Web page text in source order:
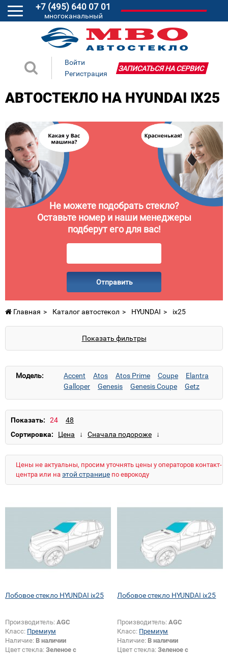
+7 (495) 640 07 01
многоканальный
Войти
Регистрация
ЗАПИСАТЬСЯ НА СЕРВИС
АВТОСТЕКЛО НА HYUNDAI IX25
Не можете подобрать стекло?
Оставьте номер и наши менеджеры
подберут его для вас!
Отправить
Главная Каталог автостекол HYUNDAI ix25
Показать фильтры
Модель: Accent Atos Atos Prime Coupe
Elantra
Galloper
Genesis Genesis Coupe
Getz
i20
Solaris
Sonata Terracan
Показать:
Сортировка:
Цены не актуальны, просим уточнять цены у операторов контакт-
центра или на этой странице по еврокоду
Лобовое стекло HYUNDAI ix25
Производитель: AGC
Класс: Премиум
Наличие: В наличии
Цвет стекла: Зеленое с
Лобовое стекло HYUNDAI ix25
Производитель:AGC
Класс: Премиум
Наличие: В наличии
Цвет стекла:Зеленое с